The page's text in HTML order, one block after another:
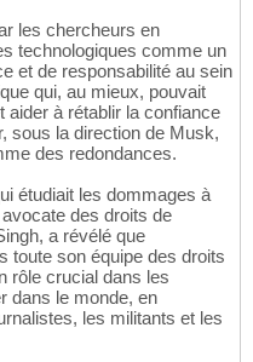
les chercheurs en
technologiques comme un
et de responsabilité au sein
qui, au mieux, pouvait
aider à rétablir la confiance
sous la direction de Musk,
des redondances.
étudiait les dommages à
des droits de
a révélé que
toute son équipe des droits
rôle crucial dans les
dans le monde, en
les militants et les